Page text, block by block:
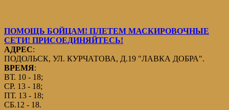
ПОМОЩЬ БОЙЦАМ! ПЛЕТЕМ МАСКИРОВОЧНЫЕ
СЕТИ! ПРИСОЕДИНЯЙТЕСЬ!
АДРЕС:
ПОДОЛЬСК, УЛ. КУРЧАТОВА, Д.19 "ЛАВКА ДОБРА".
ВРЕМЯ:
ВТ. 10 - 18;
СР. 13 - 18;
ПТ. 13 - 18;
СБ.12 - 18.